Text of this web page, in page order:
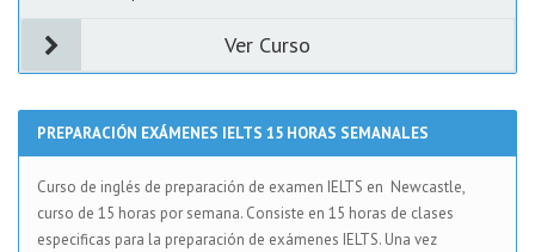
Ver Curso
PREPARACIÓN EXÁMENES IELTS 15 HORAS SEMANALES
Curso de inglés de preparación de examen IELTS en Newcastle,
curso de 15 horas por semana. Consiste en 15 horas de clases
especificas para la preparación de exámenes IELTS. Una vez